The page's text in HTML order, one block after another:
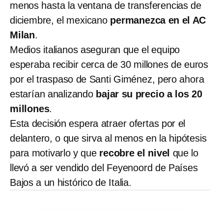
menos hasta la ventana de transferencias de
diciembre, el mexicano permanezca en el AC
Milan.
Medios italianos aseguran que el equipo
esperaba recibir cerca de 30 millones de euros
por el traspaso de Santi Giménez, pero ahora
estarían analizando bajar su precio a los 20
millones.
Esta decisión espera atraer ofertas por el
delantero, o que sirva al menos en la hipótesis
para motivarlo y que recobre el nivel que lo
llevó a ser vendido del Feyenoord de Países
Bajos a un histórico de Italia.